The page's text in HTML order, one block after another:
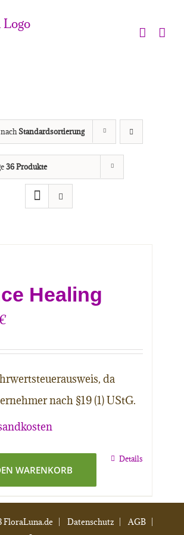
Standardsortierung
36 Produkte
Healing
da
nach §19 (1) UStG.
WARENKORB
Details
FloraLuna.de | Datenschutz|AGB|